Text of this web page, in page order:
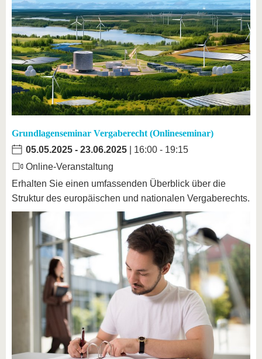
Grundlagenseminar Vergaberecht (Onlineseminar)
05.05.2025 - 23.06.2025 | 16:00 - 19:15
Online-Veranstaltung
Erhalten Sie einen umfassenden Überblick über die
Struktur des europäischen und nationalen Vergaberechts.